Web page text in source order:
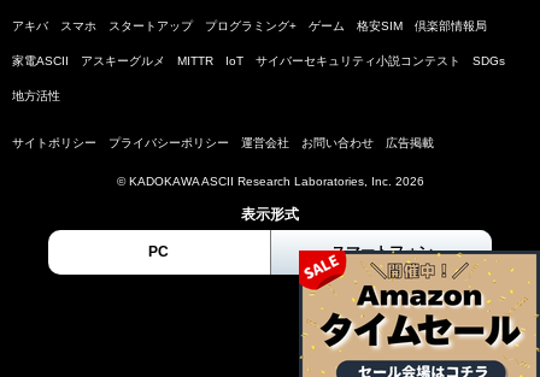
アキバ スマホ スタートアップ プログラミング+ ゲーム 格安SIM 倶楽部情報局
家電ASCII アスキーグルメ MITTR IoT サイバーセキュリティ小説コンテスト SDGs
地方活性
サイトポリシー プライバシーポリシー 運営会社 お問い合わせ 広告掲載
© KADOKAWA ASCII Research Laboratories, Inc. 2026
表示形式
PC スマートフォン